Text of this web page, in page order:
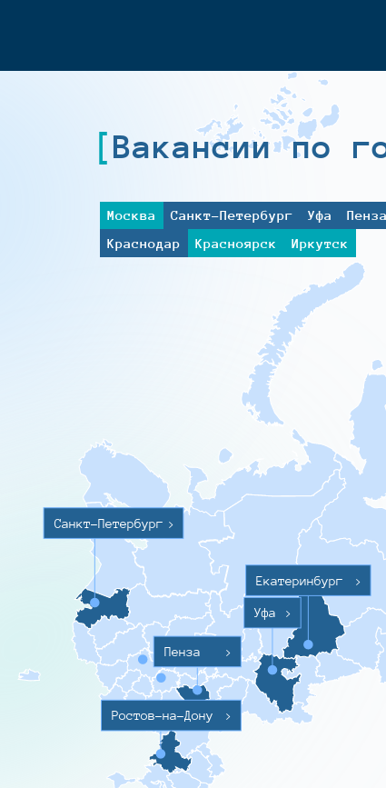
Вакансии по
Москва Санкт-Петербург Уфа Пенза
Краснодар
Красноярск Иркутск
Санкт-Петербург >
Ростов-на-Дону >
Пенза >
Уфа >
Екатеринбург
>